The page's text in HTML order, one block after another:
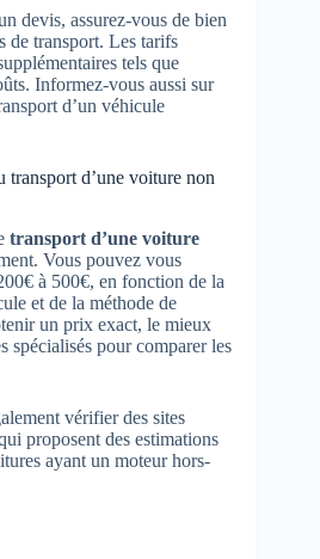
devis, assurez-vous de bien
de transport. Les tarifs
tels que
Informez-vous aussi sur
d’un véhicule
transport d’une voiture non
transport d’une voiture
Vous pouvez vous
à 500€, en fonction de la
et de la méthode de
un prix exact, le mieux
spécialisés pour comparer les
vérifier des sites
proposent des estimations
ayant un moteur hors-